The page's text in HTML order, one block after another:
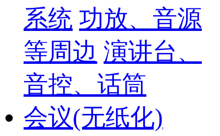
系统 功放、音源
等周边 演讲台、
音控、话筒
会议(无纸化)